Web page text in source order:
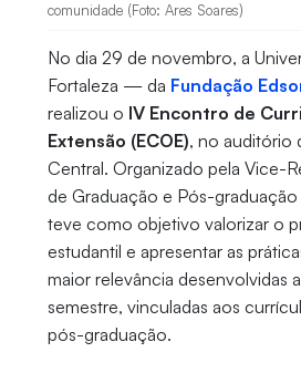
comunidade (Foto: Ares Soares)
No dia 29 de novembro, a
Fortaleza — da Fundação
realizou o IV Encontro de
Extensão (ECOE), no auditório
Central. Organizado pela Vice-
de Graduação e Pós-
teve como objetivo valorizar o
estudantil e apresentar as
maior relevância desenvolvidas
semestre, vinculadas aos
pós-graduação.